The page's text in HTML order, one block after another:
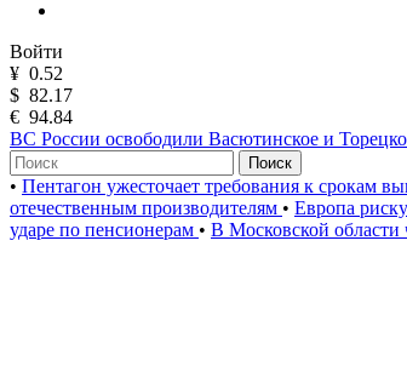
Войти
¥ 0.52
$ 82.17
€ 94.84
ВС России освободили Васютинское и
Поиск
• Пентагон ужесточает требования к срокам
отечественным производителям • Европа
ударе по пенсионерам • В Московской области